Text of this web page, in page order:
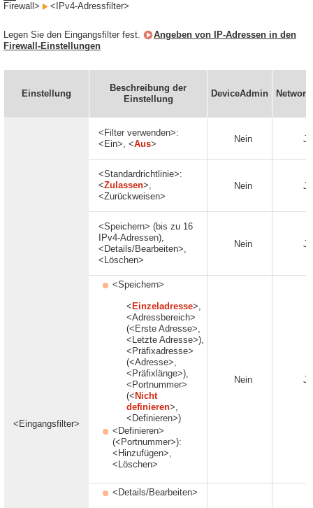
Firewall>
<IPv4-Adressfilter>
Legen Sie den Eingangsfilter fest.
Angeben von IP-Adressen in den
Firewall-Einstellungen
Einstellung
Beschreibung der
Einstellung
DeviceAdmin
<Eingangsfilter>
<Filter verwenden>:
<Ein>, <Aus> Nein Ja
<Standardrichtlinie>:
<Zulassen>,
<Zurückweisen>
Nein Ja
<Speichern> (bis zu 16
IPv4-Adressen),
<Details/Bearbeiten>,
<Löschen>
Nein Ja
<Speichern>
< Einzeladresse>,
<Adressbereich>
(<Erste Adresse>,
<Letzte Adresse>),
<Präfixadresse>
(<Adresse>,
<Präfixlänge>),
<Portnummer>
(< Nicht
definieren>,
<Definieren>)
<Definieren>
(<Portnummer>):
<Hinzufügen>,
<Löschen>
Nein Ja
<Details/Bearbeiten>